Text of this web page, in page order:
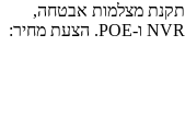
מצלמות אבטחה,
מצלמת אבטחה לבחוץ, אלחוטיות וסולאריות, NVR ו-POE. הצעת מחיר: